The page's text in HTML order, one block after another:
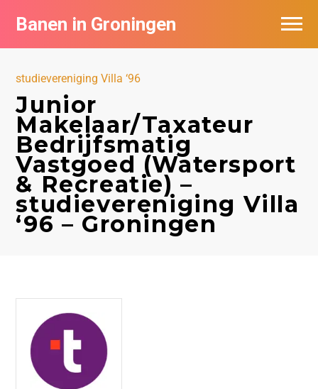
Banen in Groningen
studievereniging Villa ‘96
Junior
Makelaar/Taxateur
Bedrijfsmatig
Vastgoed (Watersport
& Recreatie) –
studievereniging Villa
‘96 – Groningen
Vacatures per bedrijf
De populairste vacatures in Groningen
Nieuwsbrief feed